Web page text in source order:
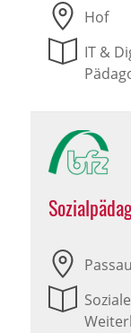
Hof
IT &
Passau